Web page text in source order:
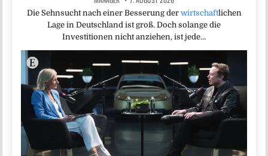
Die Sehnsucht nach einer Besserung der wirtschaftlichen
Lage in Deutschland ist groß. Doch solange die
Investitionen nicht anziehen, ist jede…